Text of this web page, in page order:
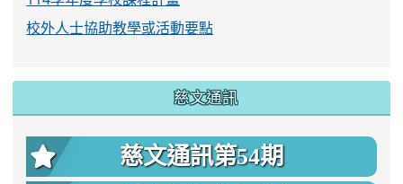
校外人士協助教學或活動要點
慈文通訊
慈文通訊第54期